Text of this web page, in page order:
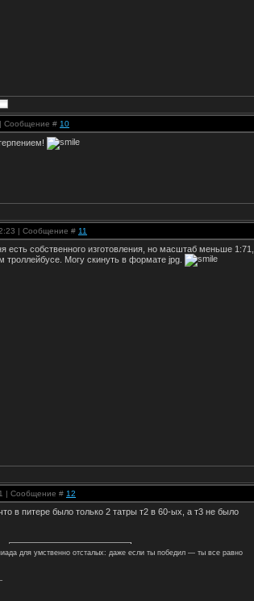
Сообщение # 10
| Сообщение # 11
есть собственного изготовления, но масштаб меньше 1:71,
троллейбусе. Могу скинуть в формате jpg.
| Сообщение # 12
в питере было только 2 татры т2 в 60-ых, а т3 не было
для умственно отсталых: даже если ты победил — ты все равно